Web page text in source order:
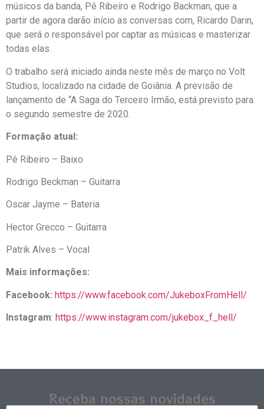
músicos da banda, Pê Ribeiro e Rodrigo Backman, que a
partir de agora darão início as conversas com, Ricardo Darin,
que será o responsável por captar as músicas e masterizar
todas elas.
O trabalho será iniciado ainda neste mês de março no Volt
Studios, localizado na cidade de Goiânia. A previsão de
lançamento de “A Saga do Terceiro Irmão, está previsto para
o segundo semestre de 2020.
Formação atual:
Pê Ribeiro – Baixo
Rodrigo Beckman – Guitarra
Oscar Jayme – Bateria
Hector Grecco – Guitarra
Patrik Alves – Vocal
Mais informações:
Facebook: https://www.facebook.com/JukeboxFromHell/
Instagram: https://www.instagram.com/jukebox_f_hell/
Receba nossas novidades